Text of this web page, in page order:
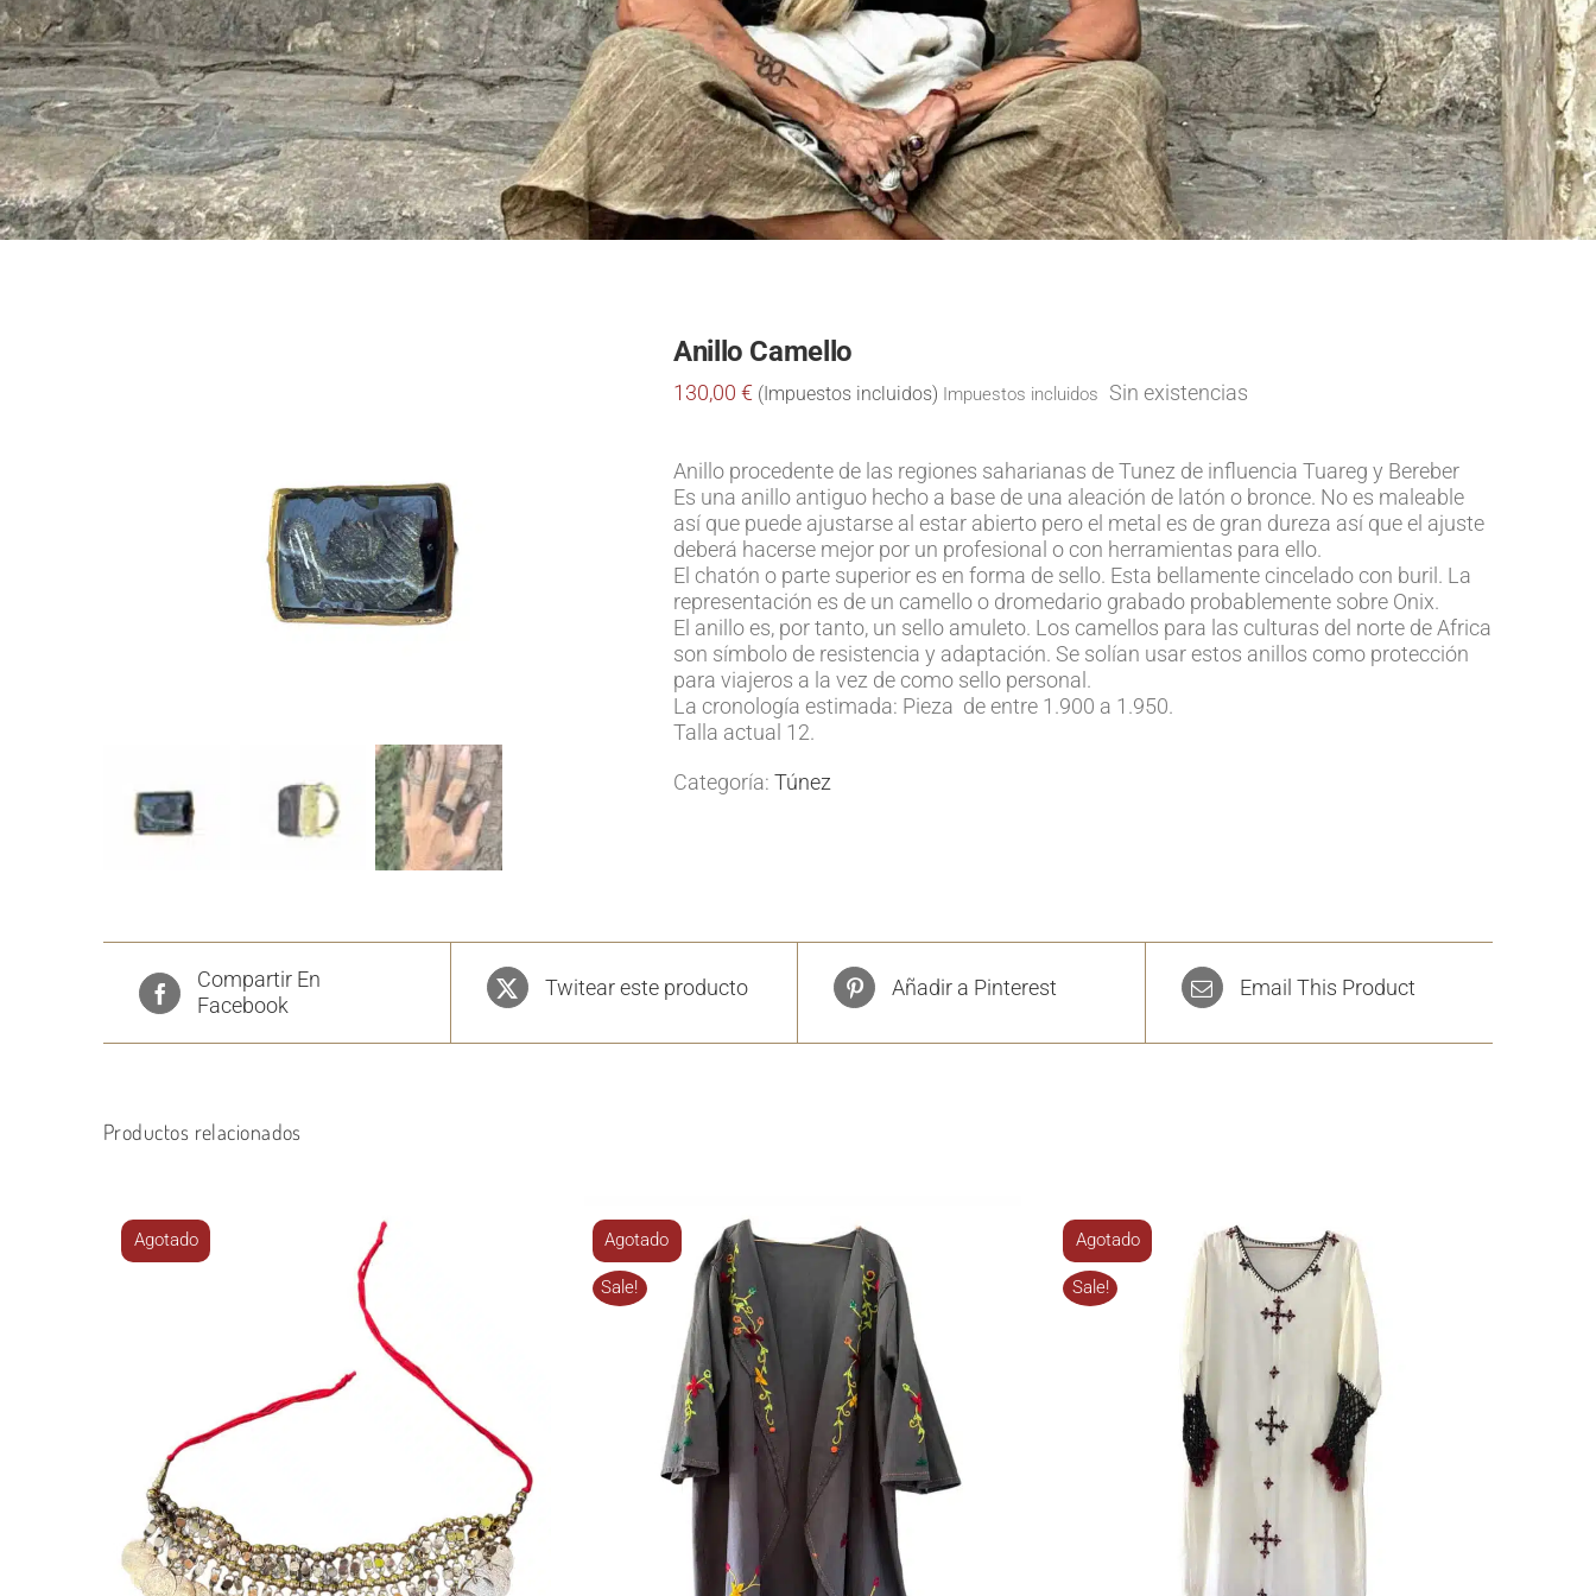
Anillo Camello
130,00 € Impuestos incluidos Sin existencias
Anillo procedente de las regiones saharianas de Tunez de influencia Tuareg y Bereber
Es una anillo antiguo hecho a base de una aleación de latón o bronce. No es maleable
así que puede ajustarse al estar abierto pero el metal es de gran dureza así que el ajuste
deberá hacerse mejor por un profesional o con herramientas para ello.
El chatón o parte superior es en forma de sello. Esta bellamente cincelado con buril. La
representación es de un camello o dromedario grabado probablemente sobre Onix.
El anillo es, por tanto, un sello amuleto. Los camellos para las culturas del norte de Africa
son símbolo de resistencia y adaptación. Se solían usar estos anillos como protección
para viajeros a la vez de como sello personal.
La cronología estimada: Pieza de entre 1.900 a 1.950.
Talla actual 12.
Categoría: Túnez
Compartir En
Facebook
Twitear este producto Añadir a Pinterest Email This Product
Productos relacionados
Agotado Agotado
Sale!
Agotado
Sale!